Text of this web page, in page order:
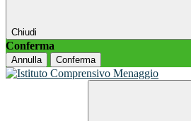
Chiudi
Conferma
Annulla Conferma